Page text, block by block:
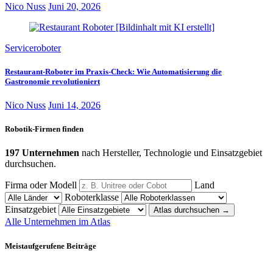
Nico Nuss Juni 20, 2026
Serviceroboter
Restaurant-Roboter im Praxis-Check: Wie Automatisierung die
Gastronomie revolutioniert
Nico Nuss Juni 14, 2026
Robotik-Firmen finden
197 Unternehmen nach Hersteller, Technologie und Einsatzgebiet
durchsuchen.
Firma oder Modell
Land
Roboterklasse
Einsatzgebiet
Atlas durchsuchen →
Alle Unternehmen im Atlas
Meistaufgerufene Beiträge